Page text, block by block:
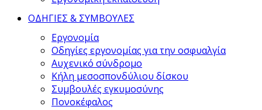
ΟΔΗΓΙΕΣ & ΣΥΜΒΟΥΛΕΣ
Εργονομία
Οδηγίες εργονομίας για την οσφυαλγία
Αυχενικό σύνδρομο
Κήλη μεσοσπονδύλιου δίσκου
Συμβουλές εγκυμοσύνης
Πονοκέφαλος